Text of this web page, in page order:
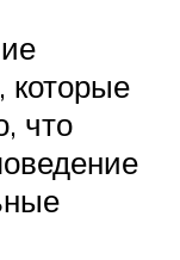
которые
что